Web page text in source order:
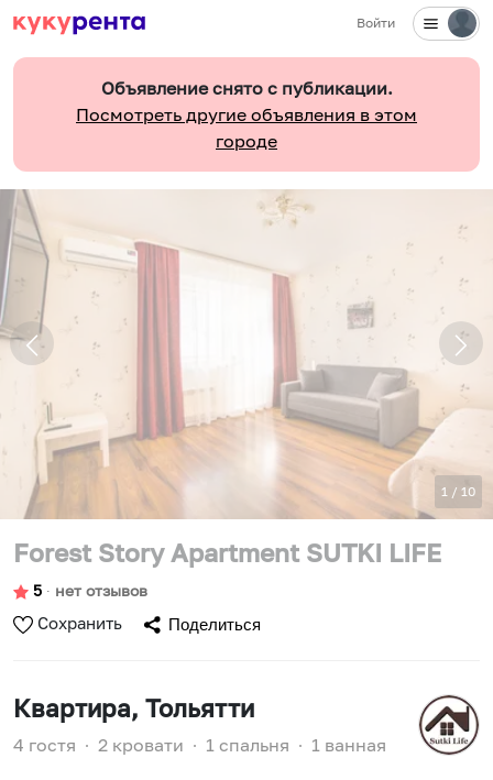
Войти
Объявление снято с публикации.
Посмотреть другие объявления в этом
городе
1 / 10
Forest Story Apartment SUTKI LIFE
5 ∙ нет отзывов
Сохранить Поделиться
Квартира, Тольятти
4 гостя ∙ 2 кровати ∙ 1 спальня ∙ 1 ванная